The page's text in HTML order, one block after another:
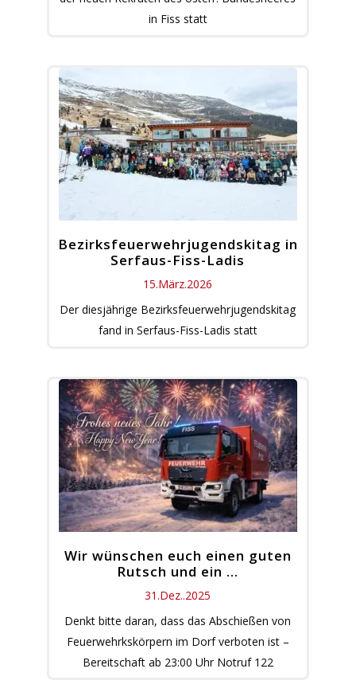
in Fiss statt
Bezirksfeuerwehrjugendskitag in
Serfaus-Fiss-Ladis
15.März.2026
Der diesjährige Bezirksfeuerwehrjugendskitag
fand in Serfaus-Fiss-Ladis statt
Wir wünschen euch einen guten
Rutsch und ein …
31.Dez..2025
Denkt bitte daran, dass das Abschießen von
Feuerwehrkskörpern im Dorf verboten ist –
Bereitschaft ab 23:00 Uhr Notruf 122